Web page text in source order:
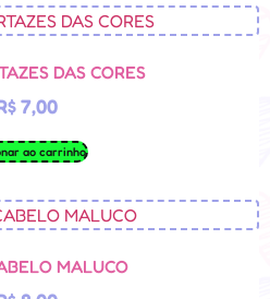
DAS CORES
7,00
ao carrinho
MALUCO